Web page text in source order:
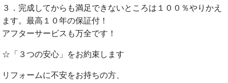
３．完成してからも満足できないところは１００％やりかえ
ます。最高１０年の保証付！
アフターサービスも万全です！
☆「３つの安心」をお約束します
リフォームに不安をお持ちの方、